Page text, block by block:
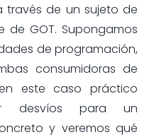
través de un sujeto de
GOT. Supongamos
de programación,
consumidoras de
este caso práctico
desvíos para un
y veremos qué